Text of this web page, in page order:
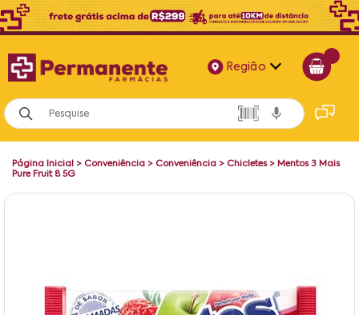
Região
Alagoas
Bahia
Página Inicial > Conveniência > Conveniência > Chicletes> Mentos 3 Mais
Pure Fruit 8 5G